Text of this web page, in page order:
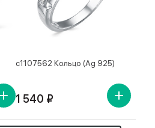
с1107562 Кольцо (Ag 925)
1 540 ₽